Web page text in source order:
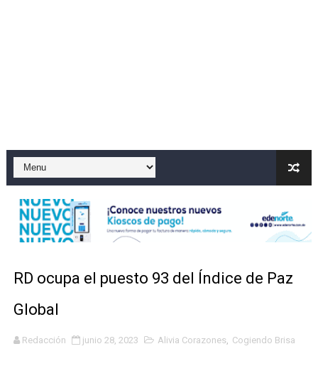
Gobierno español afirma retorno de 70.000 migrantes
Operativo en Barahona: desmantelan fábrica de
Autoridades indagan muerte de mujer en La Zurza,
Accidente en Verón deja un motorista fallecido y otra
Discusión familiar termina en muerte de un joven en
Coraasan construye parque solar de un megavatio
RD ocupa el puesto 93 del Índice de Paz
Global
Redacción junio 28, 2023 Alivia Corazones, Cogiendo Brisa